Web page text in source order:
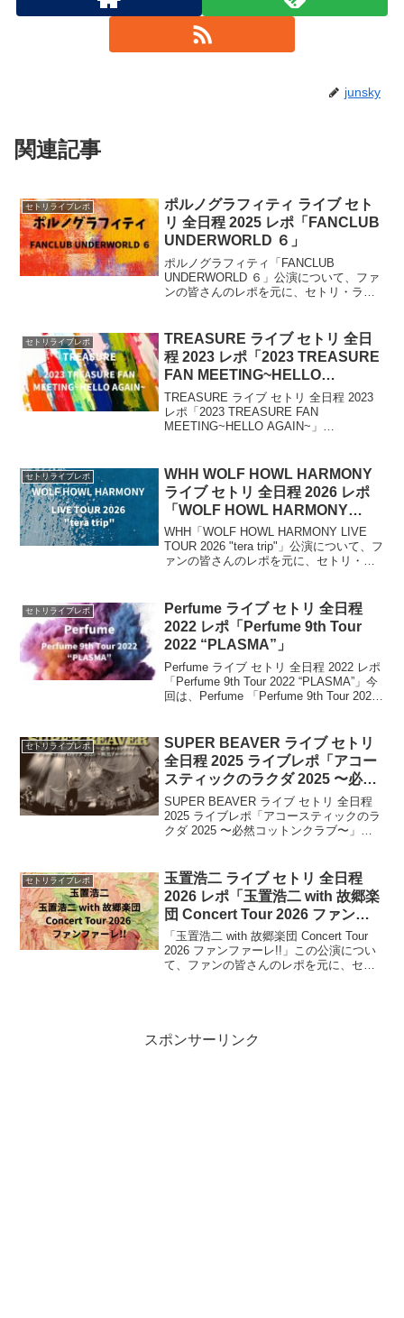
junsky
関連記事
セトリライブレポ
ポルノグラフィティ ライブ セト
リ 全日程 2025 レポ「FANCLUB
UNDERWORLD ６」
ポルノグラフィティ「FANCLUB
UNDERWORLD ６」公演について、ファ
ンの皆さんのレポを元に、セトリ・ライ
FANCLUBツアーが開催されます。
セトリライブレポ
TREASURE ライブ セトリ 全日
程 2023 レポ「2023 TREASURE
FAN MEETING~HELLO
AGAIN~」
TREASURE ライブ セトリ 全日程 2023
レポ「2023 TREASURE FAN
MEETING~HELLO AGAIN~」
FAN MEET...
セトリライブレポ
WHH WOLF HOWL HARMONY
ライブ セトリ 全日程 2026 レポ
「WOLF HOWL HARMONY
LIVE TOUR 2026 “tera trip”」
WHH「WOLF HOWL HARMONY LIVE
TOUR 2026 "tera trip"」公演について、フ
ァンの皆さんのレポを元に、セトリ・ラ
の愛知公演を皮切りにツアーがスタート
します。
セトリライブレポ
Perfume ライブ セトリ 全日程
2022 レポ「Perfume 9th Tour
2022 “PLASMA”」
Perfume ライブ セトリ 全日程 2022 レポ
「Perfume 9th Tour 2022 “PLASMA”」今
回は、Perfume 「Perfume 9th Tour 2022
セトリライブレポ
SUPER BEAVER ライブ セトリ
全日程 2025 ライブレポ「アコー
スティックのラクダ 2025 〜必然
コットンクラブ〜」 「アコース
ティックのラクダ 2025 〜断然ブ
ルーノート〜」
SUPER BEAVER ライブ セトリ 全日程
2025 ライブレポ「アコースティックのラ
クダ 2025 〜必然コットンクラブ〜」
CLUB」「BLU...
セトリライブレポ
玉置浩二 ライブ セトリ 全日程
2026 レポ「玉置浩二 with 故郷楽
団 Concert Tour 2026 ファンフ
ァーレ!!」
「玉置浩二 with 故郷楽団 Concert Tour
2026 ファンファーレ!!」この公演につい
て、ファンの皆さんのレポを元に、セト
スポンサーリンク